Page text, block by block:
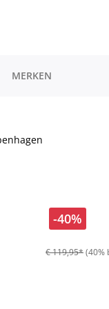
MERKEN
-40%
€ 119,95*(40%